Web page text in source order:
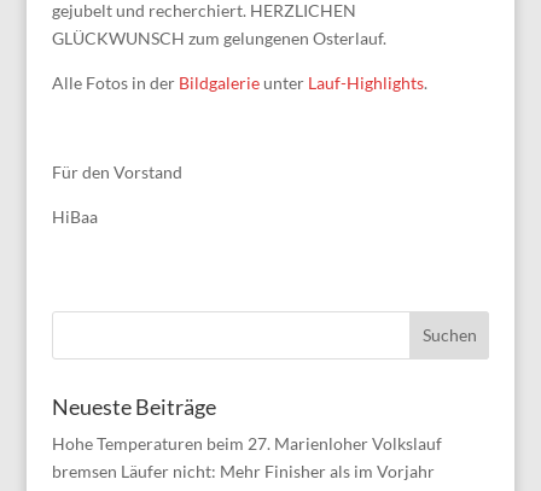
gejubelt und recherchiert. HERZLICHEN
GLÜCKWUNSCH zum gelungenen Osterlauf.
Alle Fotos in der Bildgalerieunter Lauf-Highlights.
Für den Vorstand
HiBaa
Neueste Beiträge
Hohe Temperaturen beim 27. Marienloher Volkslauf
bremsen Läufer nicht: Mehr Finisher als im Vorjahr